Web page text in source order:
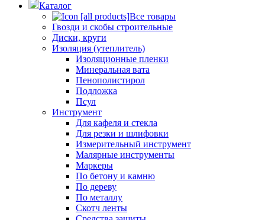
Каталог
Все товары
Гвозди и скобы строительные
Диски, круги
Изоляция (утеплитель)
Изоляционные пленки
Минеральная вата
Пенополистирол
Подложка
Псул
Инструмент
Для кафеля и стекла
Для резки и шлифовки
Измерительный инструмент
Малярные инструменты
Маркеры
По бетону и камню
По дереву
По металлу
Скотч ленты